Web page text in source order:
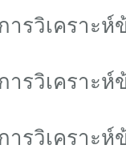
ารวิเคราะ
ารวิเคราะ
ารวิเคราะ